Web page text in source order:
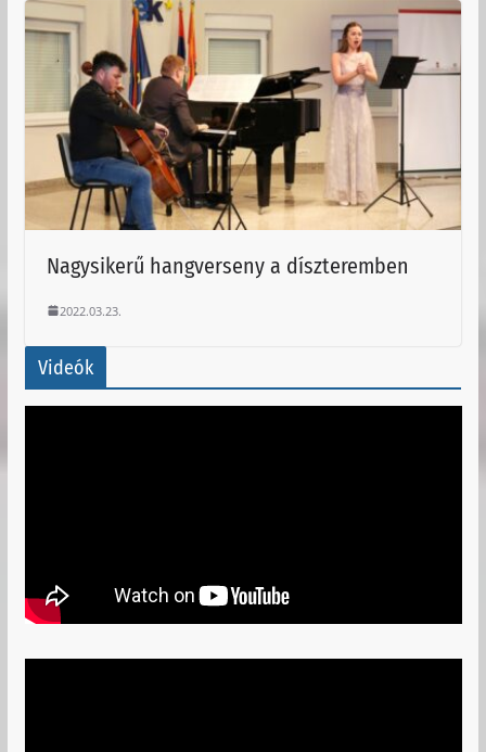
Nagysikerű hangverseny a díszteremben
2022.03.23.
Videók